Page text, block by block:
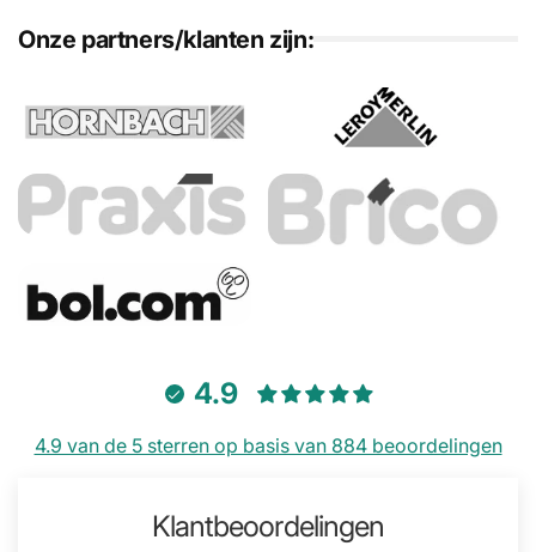
Onze partners/klanten zijn:
4.9
4.9 van de 5 sterren op basis van 884 beoordelingen
Klantbeoordelingen